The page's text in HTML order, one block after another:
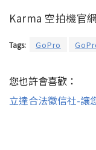
Karma 空拍機官
Tags: GoPro
您也許會喜歡：
立達合法徵信社-讓